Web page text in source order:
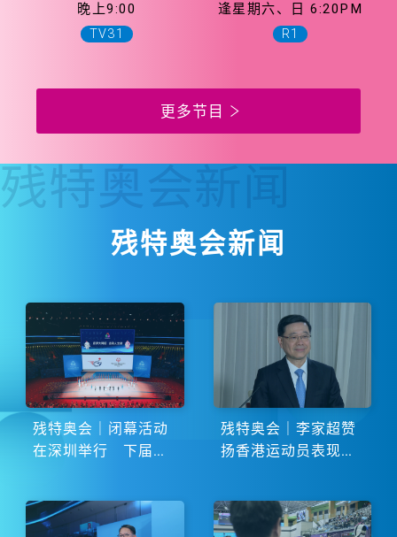
晚上9:00
TV31
逢星期六、日 6:20PM
R1
更多节目
残特奥会新闻
残特奥会
残特奥会｜闭幕活动
在深圳举行 下届由
残特奥会｜李家超赞
扬香港运动员表现卓